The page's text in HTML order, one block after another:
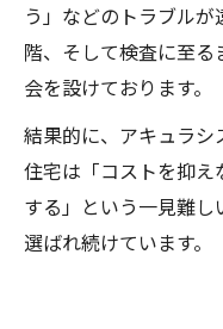
う」などのトラブル
階、そして検査に至
会を設けております。
結果的に、アキュラシ
住宅は「コストを抑
する」という一見難
選ばれ続けています。